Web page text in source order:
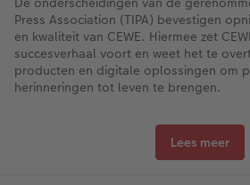
Press Association (TIPA) bevestigen
en kwaliteit van CEWE. Hiermee zet
succesverhaal voort en weet het te
producten en digitale oplossingen om
herinneringen tot leven te brengen.
Lees meer